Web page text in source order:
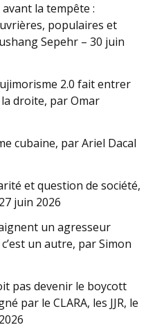
la tempête :
populaires et
Sepehr – 30 juin
2.0 fait entrer
droite, par Omar
cubaine, par Ariel Dacal
et question de société,
juin 2026
un agresseur
un autre, par Simon
pas devenir le boycott
par le CLARA, les JJR, le